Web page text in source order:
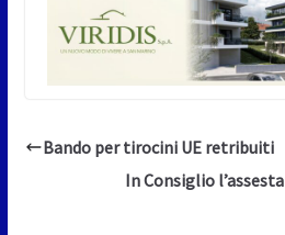
Bando per tirocini UE retribuiti
In Consiglio